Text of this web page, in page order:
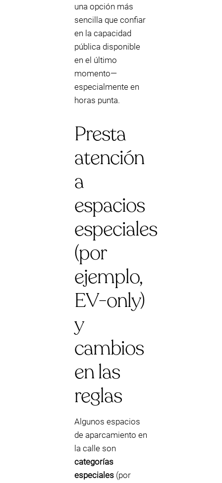
una opción más
sencilla que confiar
en la capacidad
pública disponible
en el último
momento—
especialmente en
horas punta.
Presta
atención
a
espacios
especiales
(por
ejemplo,
EV-only)
y
cambios
en las
reglas
Algunos espacios
de aparcamiento en
la calle son
categorías
especiales (por